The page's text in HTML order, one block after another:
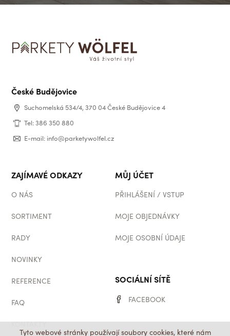
Tyto webové stránky používají soubory cookies, které nám
České Budějovice
Suchomelská 534/4, 370 04 České Budějovice 4
Tel: 386 350 880
E-mail: info@parketywolfel.cz
ZAJÍMAVÉ ODKAZY
O NÁS
SORTIMENT
RADY
NOVINKY
REFERENCE
FAQ
KONTAKTY
MŮJ ÚČET
PŘIHLÁŠENÍ / VSTUP
MOJE OBJEDNÁVKY
MOJE OSOBNÍ ÚDAJE
SOCIÁLNÍ SÍTĚ
FACEBOOK